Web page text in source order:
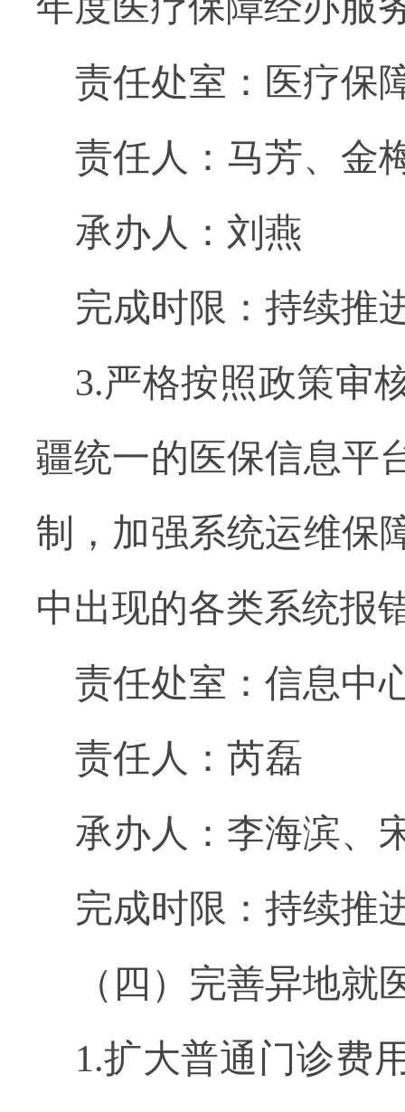
责任处室：医疗保
责任人：马芳、金
承办人：刘燕
完成时限：持续推
3.严格按照政策审
疆统一的医保信息平
制，加强系统运维保
中出现的各类系统报
责任处室：信息中
责任人：芮磊
承办人：李海滨、
完成时限：持续推
（四）完善异地就
1.扩大普通门诊费